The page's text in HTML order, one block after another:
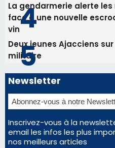
La gendarmerie alerte
face à une nouvelle
vin
Deux jeunes Ajacciens
militaire
Newsletter
Inscrivez-vous à la
email les infos les plus
nos meilleurs articles